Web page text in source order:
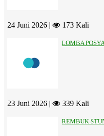
24 Juni 2026 | 173 Kali
LOMBA
23 Juni 2026 | 339 Kali
REMBUK